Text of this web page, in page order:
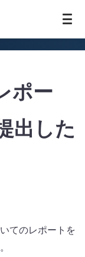
ポー
出した
てのレポートを